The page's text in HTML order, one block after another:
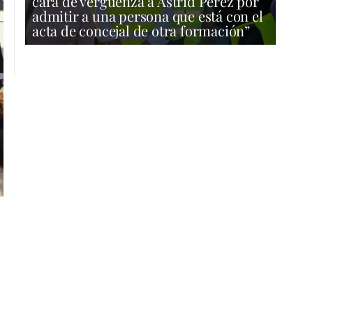
admitir a una persona que está con el
acta de concejal de otra formación”